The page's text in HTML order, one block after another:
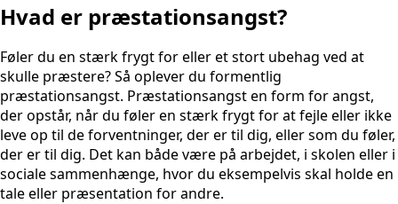
Hvad er præstationsangst?
Føler du en stærk frygt for eller et stort ubehag ved at
skulle præstere? Så oplever du formentlig
præstationsangst. Præstationsangst en form for angst,
der opstår, når du føler en stærk frygt for at fejle eller ikke
leve op til de forventninger, der er til dig, eller som du føler,
der er til dig. Det kan både være på arbejdet, i skolen eller i
sociale sammenhænge, hvor du eksempelvis skal holde en
tale eller præsentation for andre.